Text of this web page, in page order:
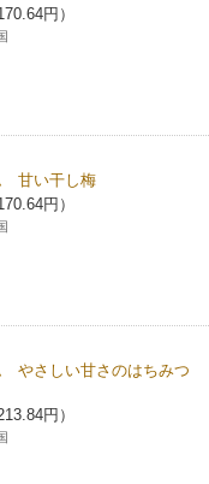
円）
甘い干し梅
円）
やさしい甘さのはちみつ
円）